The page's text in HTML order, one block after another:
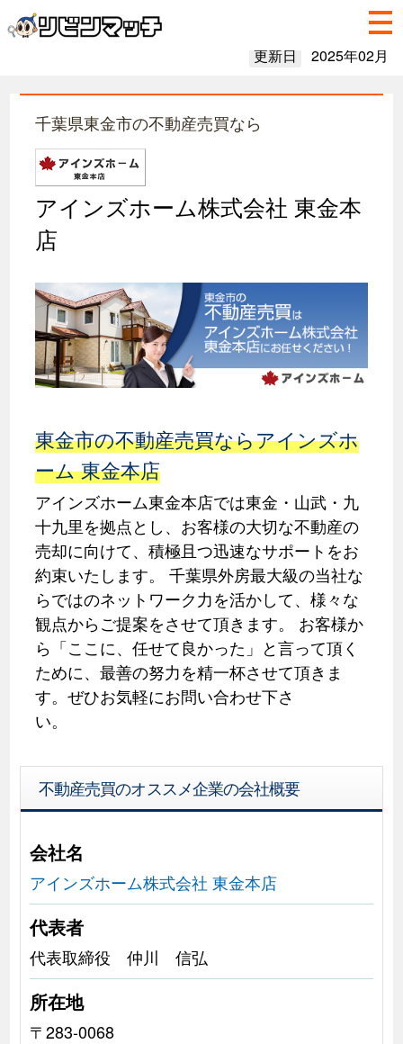
更新日 2025年02月
千葉県東金市の不動産売買なら
アインズホーム株式会社 東金本
店
東金市の不動産売買ならアインズホ
ーム 東金本店
アインズホーム東金本店では東金・山武・九
十九里を拠点とし、お客様の大切な不動産の
売却に向けて、積極且つ迅速なサポートをお
約束いたします。 千葉県外房最大級の当社な
らではのネットワーク力を活かして、様々な
観点からご提案をさせて頂きます。 お客様か
ら「ここに、任せて良かった」と言って頂く
ために、最善の努力を精一杯させて頂きま
す。ぜひお気軽にお問い合わせ下さ
不動産売買のオススメ企業の会社概要
会社名
アインズホーム株式会社 東金本店
代表者
代表取締役 仲川 信弘
所在地
〒283-0068